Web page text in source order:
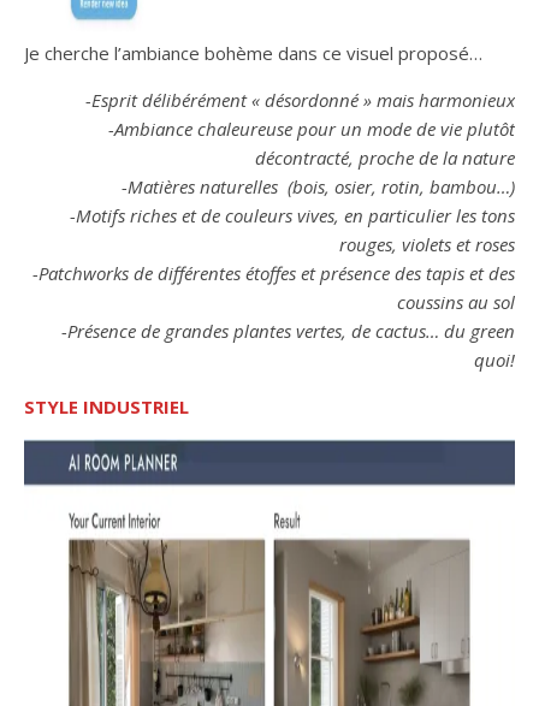
Je cherche l’ambiance bohème dans ce visuel proposé…
-Esprit délibérément « désordonné » mais harmonieux
-Ambiance chaleureuse pour un mode de vie plutôt
décontracté, proche de la nature
-Matières naturelles (bois, osier, rotin, bambou…)
-Motifs riches et de couleurs vives, en particulier les tons
rouges, violets et roses
-Patchworks de différentes étoffes et présence des tapis et des
coussins au sol
-Présence de grandes plantes vertes, de cactus… du green
quoi!
STYLE INDUSTRIEL